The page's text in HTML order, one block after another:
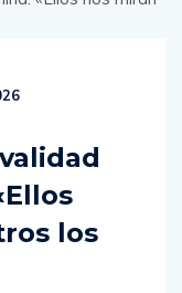
los